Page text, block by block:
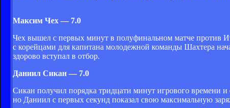
Максим Чех — 7.0
Чех вышел с первых минут в полуфинальном матче против
с корейцами для капитана молодежной команды Шахтера
здорово вступал в отбор.
Даниил Сикан — 7.0
Сикан получил порядка тридцати минут игрового времени
но Даниил с первых секунд показал свою максимальную